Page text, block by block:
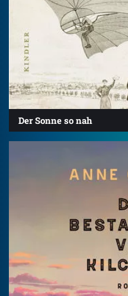
Der Sonne so nah